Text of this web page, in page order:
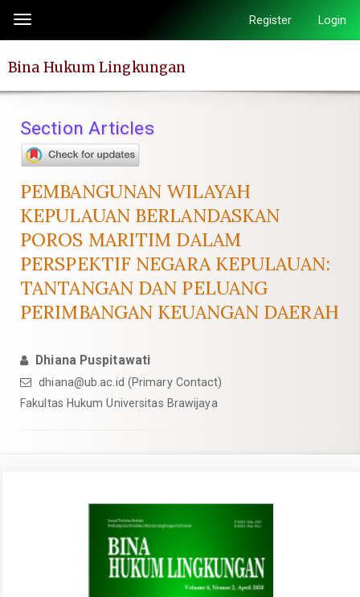
page
content
Navigation
Main
Sidebar
Toggle
navigation
Register Login
Bina Hukum Lingkungan
Section Articles
PEMBANGUNAN WILAYAH
KEPULAUAN BERLANDASKAN
POROS MARITIM DALAM
PERSPEKTIF NEGARA KEPULAUAN:
TANTANGAN DAN PELUANG
PERIMBANGAN KEUANGAN DAERAH
Dhiana Puspitawati
dhiana@ub.ac.id (Primary Contact)
Fakultas Hukum Universitas Brawijaya